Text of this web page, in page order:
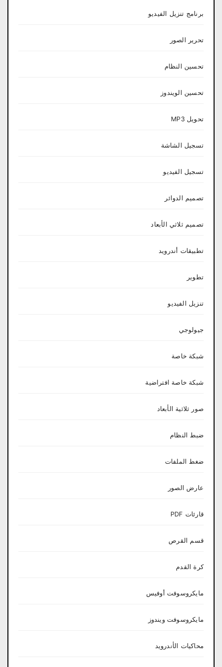
برنامج تنزيل الفيديو
تحرير الصور
تحسين النظام
تحسين الويندوز
تحويل MP3
تسجيل الشاشة
تسجيل الفيديو
تصميم الدوائر
تصميم ثلاثي الأبعاد
تطبيقات أندرويد
تطوير
تنزيل الفيديو
جيولوجي
شبكة خاصة
شبكة خاصة افتراضية
صور ثلاثية الأبعاد
ضبط النظام
ضغط الملفات
عارض الصور
قارئات PDF
قسم القرص
كرة القدم
مايكروسوفت أوفيس
مايكروسوفت ويندوز
محاكيات الأندرويد